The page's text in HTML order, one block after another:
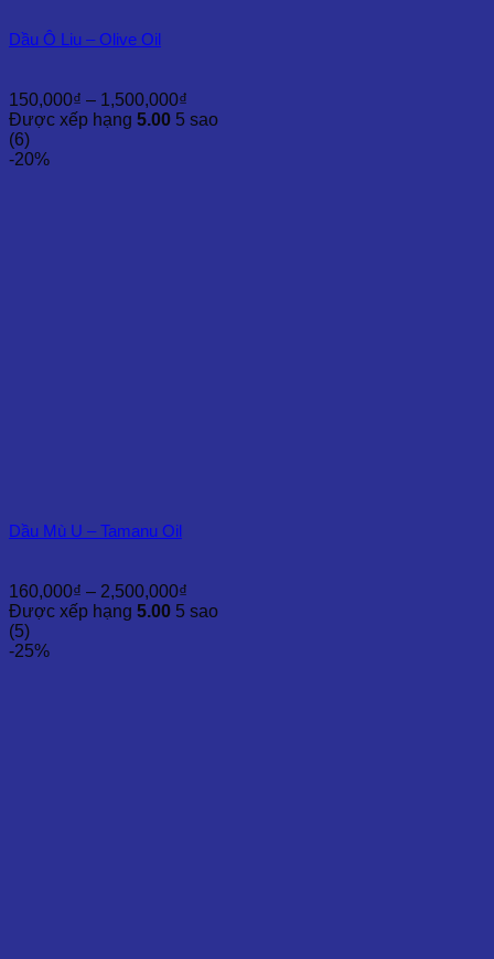
Dầu Ô Liu – Olive Oil
150,000₫ – 1,500,000₫
giá:
Được xếp hạng 5.00 5 sao
(6)
-20%
Dầu Mù U – Tamanu Oil
160,000₫ – 2,500,000₫
giá:
Được xếp hạng 5.00 5 sao
(5)
-25%